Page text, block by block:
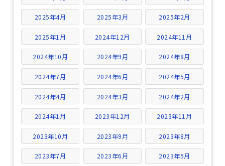
2025年4月 2025年3月 2025年2月
2025年1月 2024年12月 2024年11月
2024年10月 2024年9月 2024年8月
2024年7月 2024年6月 2024年5月
2024年4月 2024年3月 2024年2月
2024年1月 2023年12月 2023年11月
2023年10月 2023年9月 2023年8月
2023年7月 2023年6月 2023年5月